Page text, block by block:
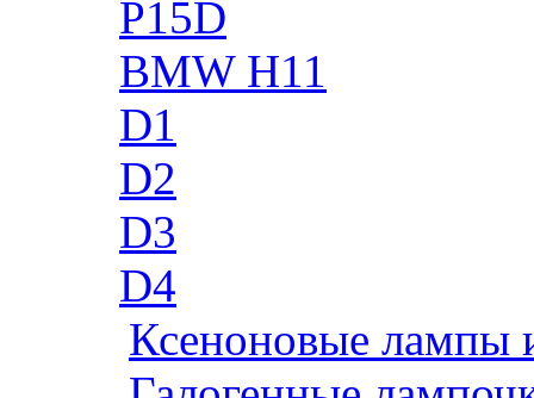
P15D
BMW H11
D1
D2
D3
D4
Ксеноновые лампы